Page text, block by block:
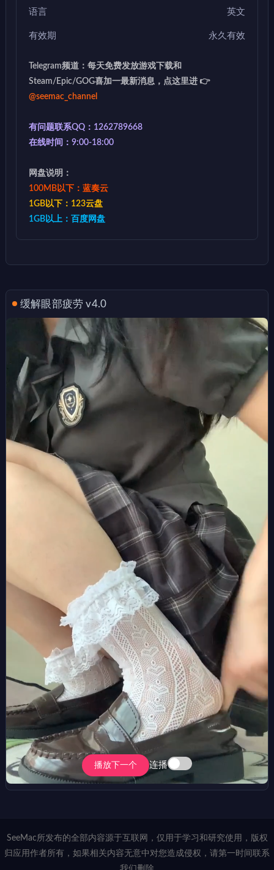
语言 英文
有效期 永久有效
Telegram频道：每天免费发放游戏下载和
Steam/Epic/GOG喜加一最新消息，点这里进 👉
@seemac_channel
有问题联系QQ：1262789668
在线时间：9:00-18:00
网盘说明：
100MB以下：蓝奏云
1GB以下：123云盘
1GB以上：百度网盘
缓解眼部疲劳 v4.0
播放下一个 连播
SeeMac所发布的全部内容源于互联网，仅用于学习和研究使用，版权
归应用作者所有，如果相关内容无意中对您造成侵权，请第一时间联系